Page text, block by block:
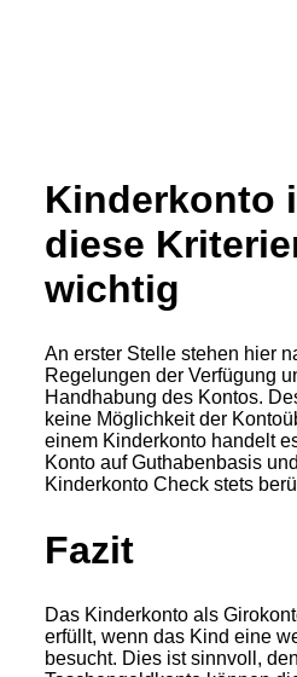
Kinderkonto
diese
wichtig
An erster Stelle stehen hier
Regelungen der Verfügung
Handhabung des Kontos.
keine Möglichkeit der
einem Kinderkonto handelt
Konto auf Guthabenbasis
Kinderkonto Check stets
Fazit
Das Kinderkonto als
erfüllt, wenn das Kind eine
besucht. Dies ist sinnvoll,